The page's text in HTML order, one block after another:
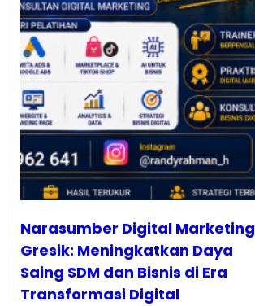
Narasumber Digital Marketing
Gresik: Meningkatkan Daya
Saing SDM dan Bisnis di Era
Transformasi Digital